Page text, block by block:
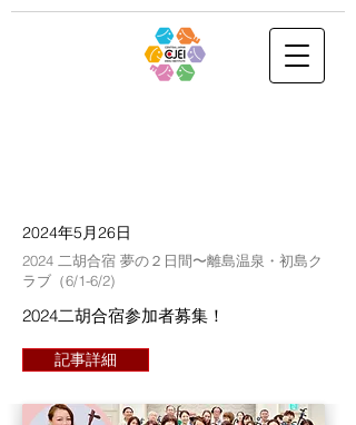
2024年5月26日
2024 二胡合宿 夢の２日間〜離島温泉・初島ク
ラブ（6/1-6/2)
2024二胡合宿参加者募集！
記事詳細